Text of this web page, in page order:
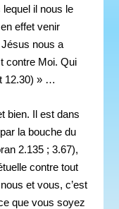
lequel il nous le
effet venir
nous a
contre Moi. Qui
12.30) » …
bien. Il est dans
la bouche du
2.135 ; 3.67),
contre tout
et vous, c’est
que vous soyez